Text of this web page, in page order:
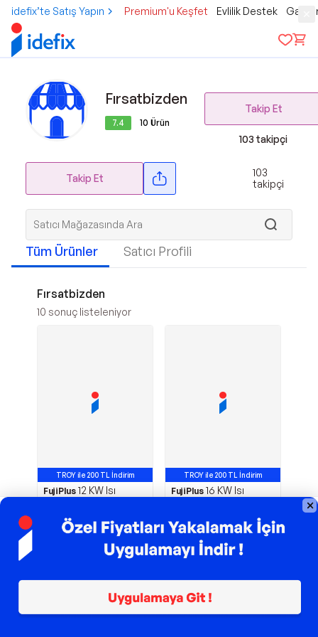
idefix’te Satış Yapın Premium'u Keşfet Evlilik Destek
Fırsatbizden
7.4 10 Ürün
Takip Et
103 takipçi
Takip Et
103
takipçi
Tüm Ürünler Satıcı Profili
Fırsatbizden
10 sonuç listeleniyor
TROY ile 200 TL İndirim
FujiPlus 12 KW Isı
118.799,10TL
TROY ile 200 TL İndirim
FujiPlus 16 KW Isı
145.999,00
Sepette131.399,10